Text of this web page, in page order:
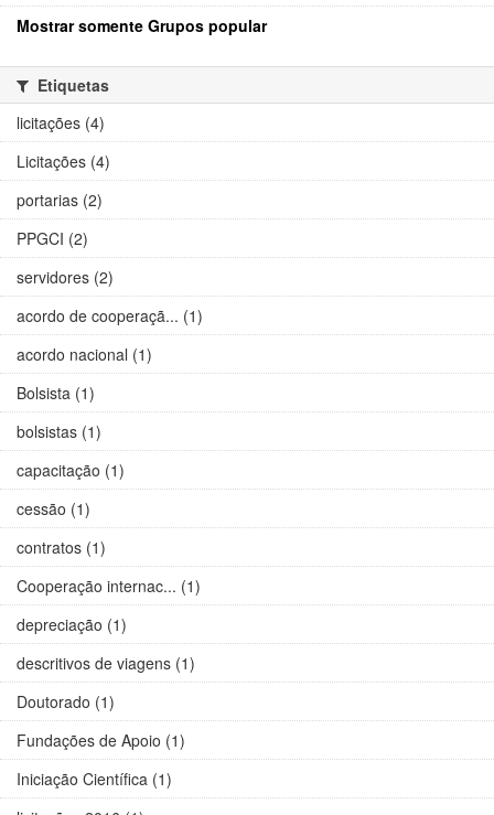
Mostrar somente Grupos popular
Etiquetas
licitações (4)
Licitações (4)
portarias (2)
PPGCI (2)
servidores (2)
acordo de cooperaçã... (1)
acordo nacional (1)
Bolsista (1)
bolsistas (1)
capacitação (1)
cessão (1)
contratos (1)
Cooperação internac... (1)
depreciação (1)
descritivos de viagens (1)
Doutorado (1)
Fundações de Apoio (1)
Iniciação Científica (1)